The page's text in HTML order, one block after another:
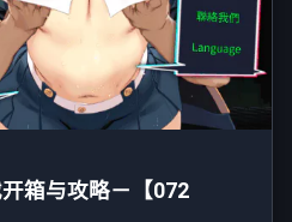
箱与攻略－【072